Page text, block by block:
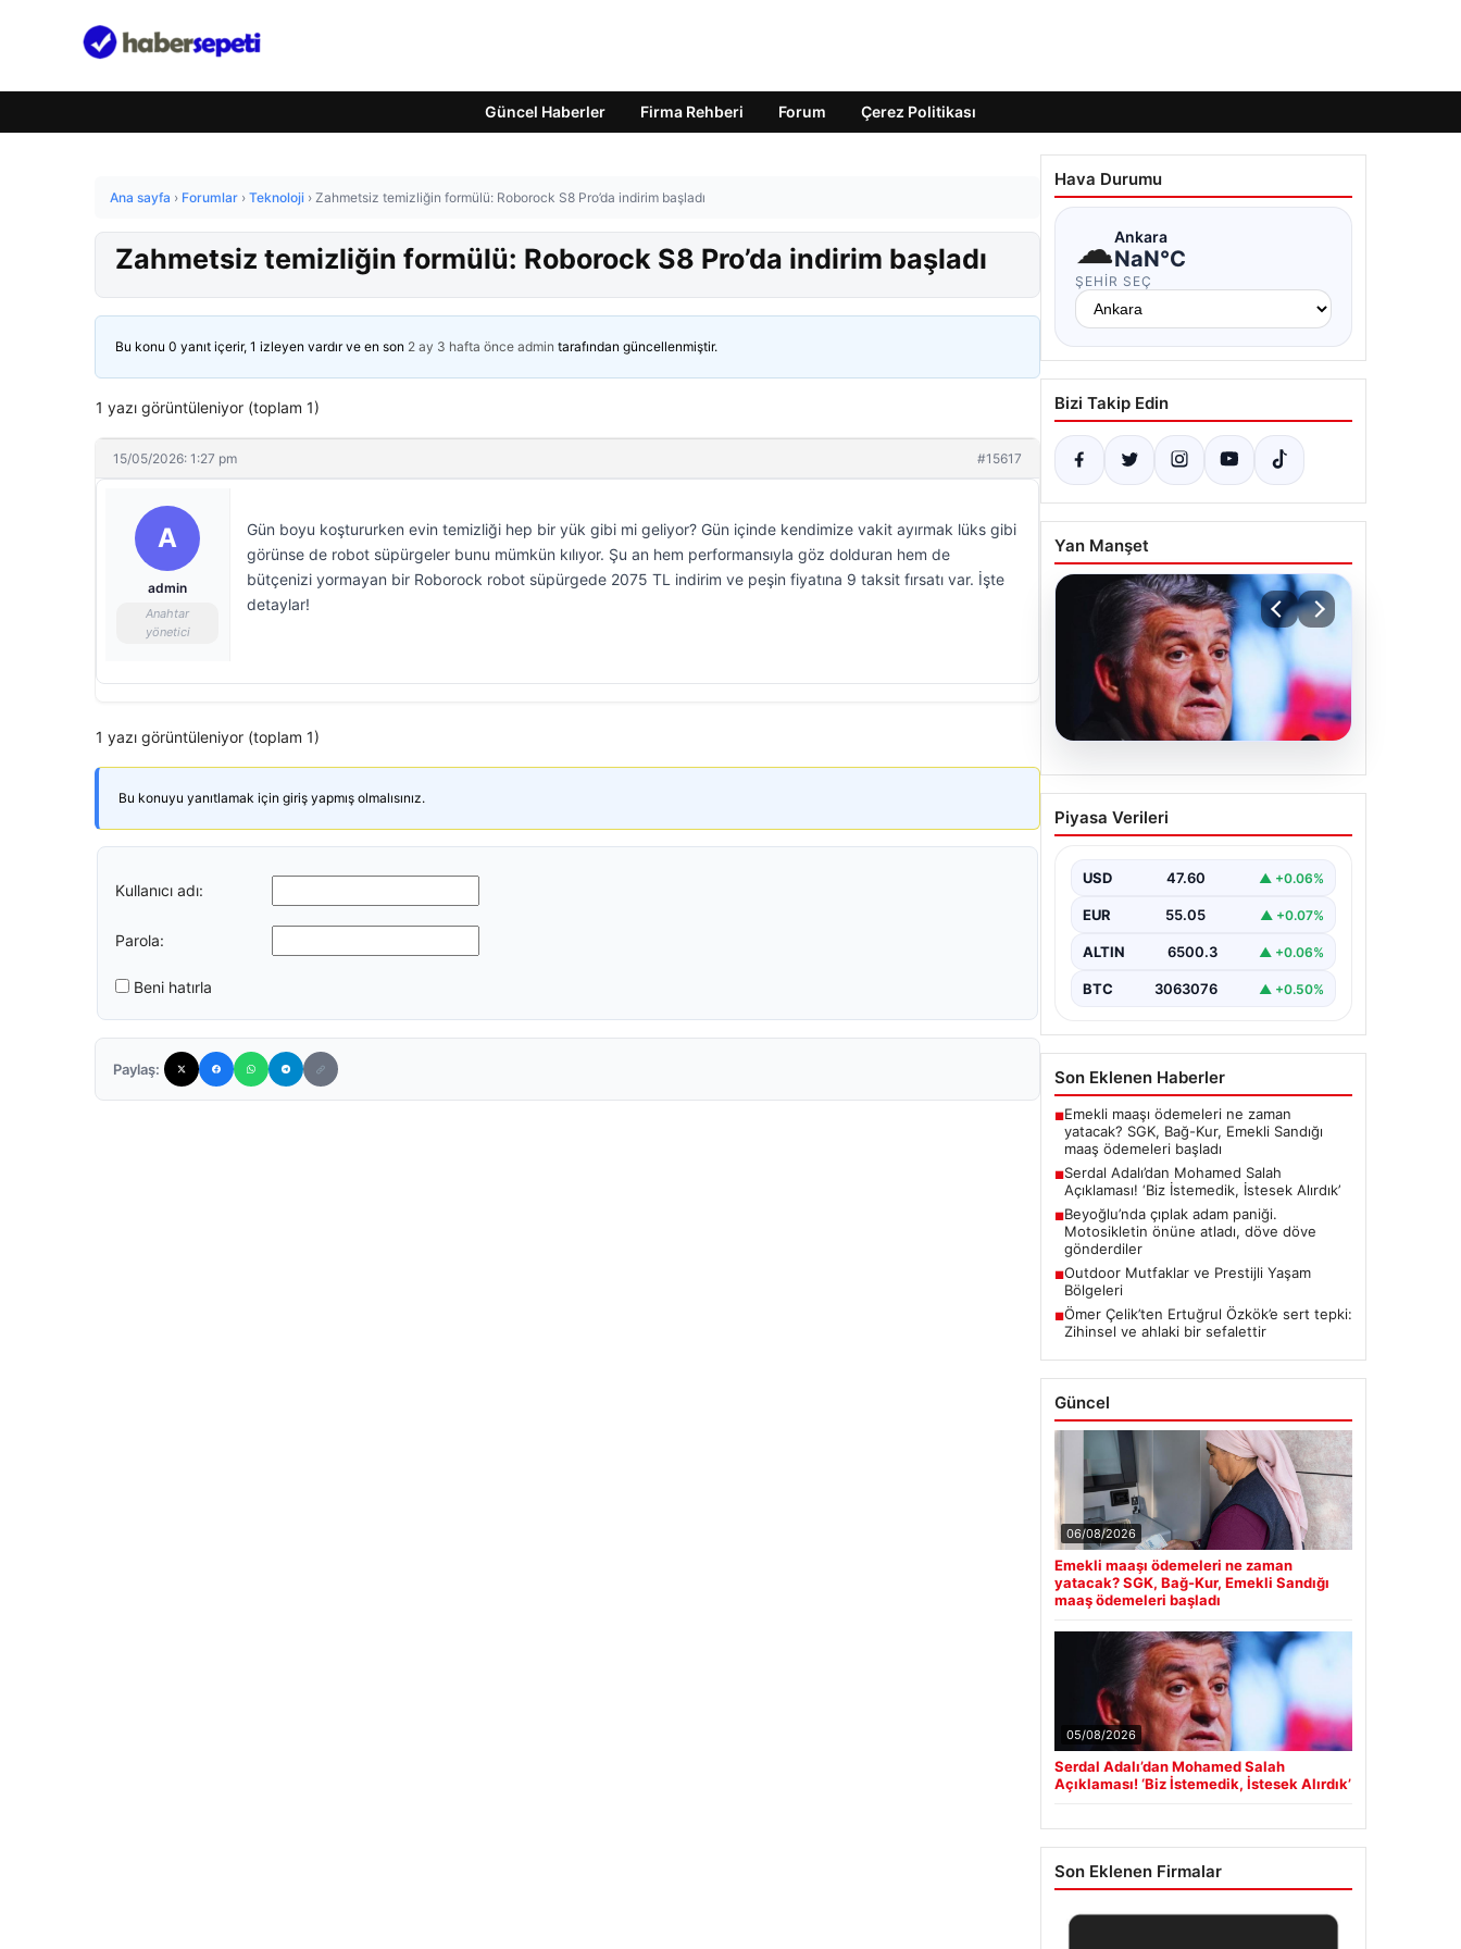
Güncel Haberler Firma Rehberi Forum Çerez Politikası
Ana sayfa › Forumlar › Teknoloji › Zahmetsiz temizliğin formülü: Roborock S8 Pro’da indirim başladı
Zahmetsiz temizliğin formülü: Roborock S8 Pro’da indirim başladı
Bu konu 0 yanıt içerir, 1 izleyen vardır ve en son 2 ay 3 hafta önce admin tarafından güncellenmiştir.
1 yazı görüntüleniyor (toplam 1)
15/05/2026: 1:27 pm #15617
A
admin
Anahtar
yönetici
Gün boyu koştururken evin temizliği hep bir yük gibi mi geliyor? Gün içinde kendimize vakit ayırmak lüks gibi
görünse de robot süpürgeler bunu mümkün kılıyor. Şu an hem performansıyla göz dolduran hem de
bütçenizi yormayan bir Roborock robot süpürgede 2075 TL indirim ve peşin fiyatına 9 taksit fırsatı var. İşte
detaylar!
1 yazı görüntüleniyor (toplam 1)
Bu konuyu yanıtlamak için giriş yapmış olmalısınız.
Kullanıcı adı:
Parola:
Beni hatırla
Paylaş:
Hava Durumu
☁Ankara
NaN°C
ŞEHIR SEÇ
Bizi Takip Edin
Yan Manşet
05.08.2026
Serdal Adalı’dan
Mohamed Salah
İstemedik, İstesek Alırdık’
Beşiktaş Başkanı Serdal Adalı, futbol
dünyasında sıkça gündeme gelen
önemli…
Piyasa Verileri
USD 47.60 ▲ +0.06%
EUR 55.05 ▲ +0.07%
ALTIN 6500.3 ▲ +0.06%
BTC 3063076 ▲ +0.50%
Son Eklenen Haberler
■Emekli maaşı ödemeleri ne zaman
yatacak? SGK, Bağ-Kur, Emekli Sandığı
maaş ödemeleri başladı
■Serdal Adalı’dan Mohamed Salah
Açıklaması! ‘Biz İstemedik, İstesek Alırdık’
■Beyoğlu’nda çıplak adam paniği.
Motosikletin önüne atladı, döve döve
gönderdiler
■Outdoor Mutfaklar ve Prestijli Yaşam
Bölgeleri
■Ömer Çelik’ten Ertuğrul Özkök’e sert tepki:
Zihinsel ve ahlaki bir sefalettir
Güncel
06/08/2026
Emekli maaşı ödemeleri ne zaman
yatacak? SGK, Bağ-Kur, Emekli Sandığı
maaş ödemeleri başladı
05/08/2026
Serdal Adalı’dan Mohamed Salah
Açıklaması! ‘Biz İstemedik, İstesek Alırdık’
Son Eklenen Firmalar